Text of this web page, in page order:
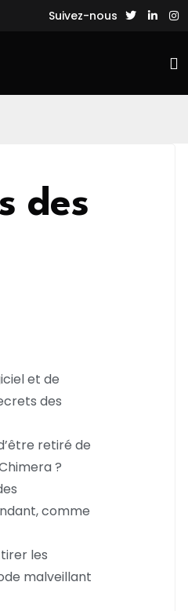
Des hackers chinois
Suivez-nous
des
et de
des
retiré de
?
comme
les
malveillant